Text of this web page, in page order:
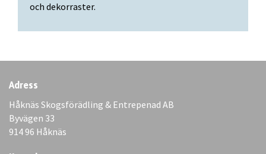
och dekorraster.
Adress
Håknäs Skogsförädling & Entrepenad AB
Byvägen 33
914 96 Håknäs